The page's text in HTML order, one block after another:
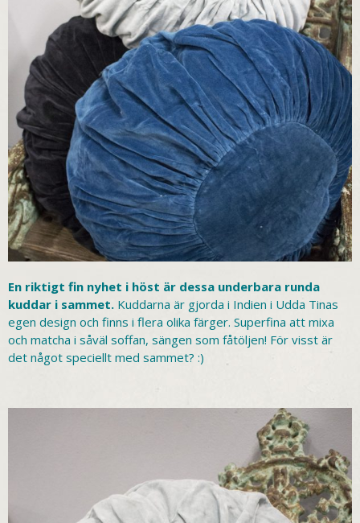
En riktigt fin nyhet i höst är dessa underbara runda
kuddar i sammet. Kuddarna är gjorda i Indien i Udda Tinas
egen design och finns i flera olika färger. Superfina att mixa
och matcha i såväl soffan, sängen som fåtöljen! För visst är
det något speciellt med sammet? :)